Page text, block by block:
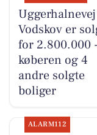
Vodskov er
for 2.800.000
køberen og 4
andre solgte
boliger
ALARM112